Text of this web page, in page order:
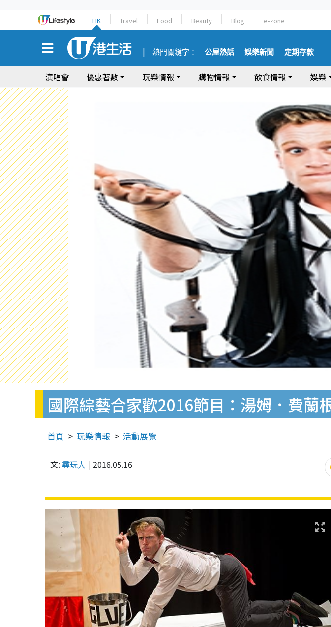
HK Travel Food Beauty Blog e-zone
熱門關鍵字： 公屋熱話 娛樂新聞 定期存款
演唱會 優惠著數 玩樂情報 購物情報 飲食情報 娛樂
國際綜藝合家歡2016節目：湯姆．費蘭
首頁 玩樂情報 活動展覽
文: 尋玩人 2016.05.16